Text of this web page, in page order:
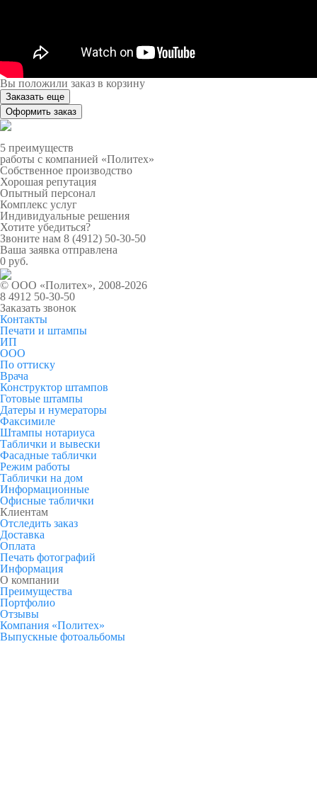
Вы положили заказ в корзину
Заказать еще
Оформить заказ
5 преимуществ
работы с компанией «Политех»
Собственное производство
Хорошая репутация
Опытный персонал
Комплекс услуг
Индивидуальные решения
Хотите убедиться?
Звоните нам 8 (4912) 50-30-50
Ваша заявка отправлена
0 руб.
© ООО «Политех», 2008-2026
8 4912 50-30-50
Заказать звонок
Контакты
Печати и штампы
ИП
ООО
По оттиску
Врача
Конструктор штампов
Готовые штампы
Датеры и нумераторы
Факсимиле
Штампы нотариуса
Таблички и вывески
Фасадные таблички
Режим работы
Таблички на дом
Информационные
Офисные таблички
Клиентам
Отследить заказ
Доставка
Оплата
Печать фотографий
Информация
О компании
Преимущества
Портфолио
Отзывы
Компания «Политех»
Выпускные фотоальбомы